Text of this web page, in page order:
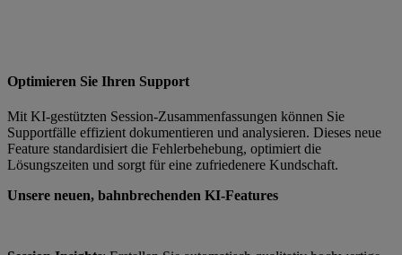
Optimieren Sie Ihren Support
Mit KI-gestützten Session-Zusammenfassungen können Sie
Supportfälle effizient dokumentieren und analysieren. Dieses neue
Feature standardisiert die Fehlerbehebung, optimiert die
Lösungszeiten und sorgt für eine zufriedenere Kundschaft.
Unsere neuen, bahnbrechenden KI-Features